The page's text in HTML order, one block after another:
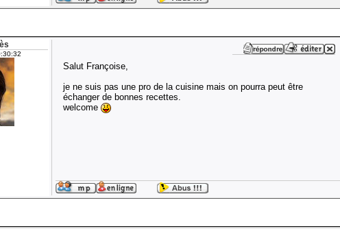
Salut Françoise,
je ne suis pas une pro de la cuisine mais on pourra peut être
échanger de bonnes recettes.
welcome